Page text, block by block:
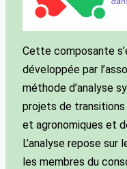
Cette composante
développée par
méthode d’analyse
projets de transitions
et agronomiques et
L’analyse repose sur
les membres du